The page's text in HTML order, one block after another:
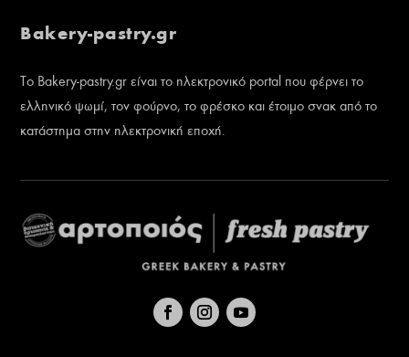
Bakery-pastry.gr
Το Bakery-pastry.gr είναι το ηλεκτρονικό portal που φέρνει το
ελληνικό ψωμί, τον φούρνο, το φρέσκο και έτοιμο σνακ από το
κατάστημα στην ηλεκτρονική εποχή.